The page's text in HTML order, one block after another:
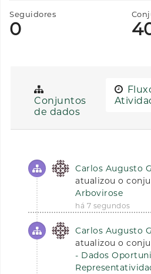
Seguidores
0
Conjuntos
de dados
Carlos Augusto
atualizou o
Arbovirose
há 7 segundos
Carlos Augusto
atualizou o
- Dados